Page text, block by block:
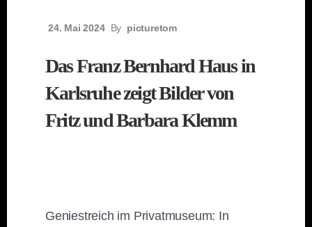
24. Mai 2024 By picturetom
Das Franz Bernhard Haus in
Karlsruhe zeigt Bilder von
Fritz und Barbara Klemm
Geniestreich im Privatmuseum: In